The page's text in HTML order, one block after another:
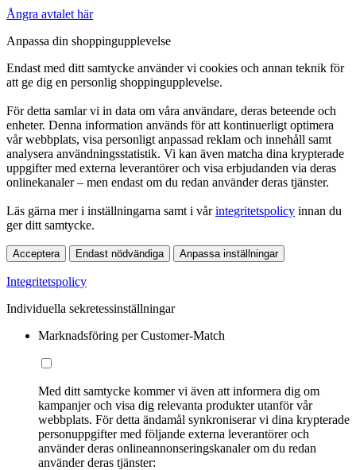
Ångra avtalet här
Anpassa din shoppingupplevelse
Endast med ditt samtycke använder vi cookies och annan teknik för
att ge dig en personlig shoppingupplevelse.
För detta samlar vi in data om våra användare, deras beteende och
enheter. Denna information används för att kontinuerligt optimera
vår webbplats, visa personligt anpassad reklam och innehåll samt
analysera användningsstatistik. Vi kan även matcha dina krypterade
uppgifter med externa leverantörer och visa erbjudanden via deras
onlinekanaler – men endast om du redan använder deras tjänster.
Läs gärna mer i inställningarna samt i vårintegritetspolicy innan du
ger ditt samtycke.
Acceptera Endast nödvändiga Anpassa inställningar
Integritetspolicy
Individuella sekretessinställningar
Marknadsföring per Customer-Match
Med ditt samtycke kommer vi även att informera dig om
kampanjer och visa dig relevanta produkter utanför vår
webbplats. För detta ändamål synkroniserar vi dina krypterade
personuppgifter med följande externa leverantörer och
använder deras onlineannonseringskanaler om du redan
använder deras tjänster: